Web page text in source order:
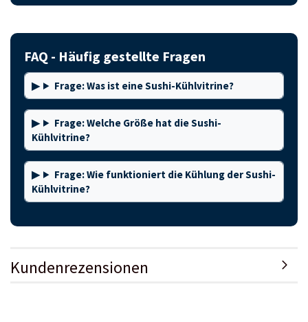
FAQ - Häufig gestellte Fragen
Frage: Was ist eine Sushi-Kühlvitrine?
Frage: Welche Größe hat die Sushi-
Kühlvitrine?
Frage: Wie funktioniert die Kühlung der Sushi-
Kühlvitrine?
Kundenrezensionen